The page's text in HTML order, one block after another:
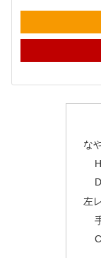
な
左